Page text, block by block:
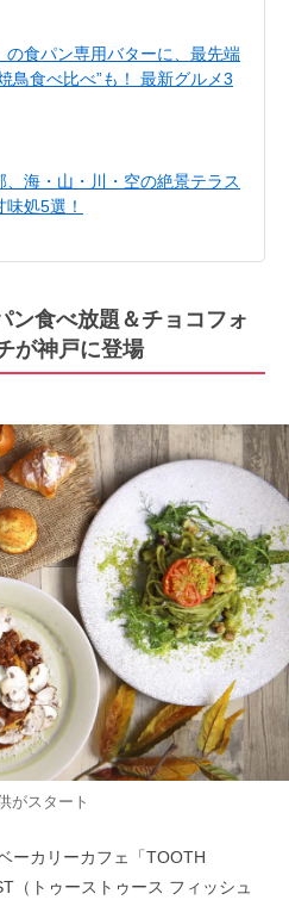
の食パン専用バターに、最先端
鳥食べ比べ”も！ 最新グルメ3
、海・山・川・空の絶景テラス
処5選！
ン食べ放題＆チョコフォ
が神戸に登場
がスタート
ーカリーカフェ「TOOTH
（トゥーストゥース フィッシュ